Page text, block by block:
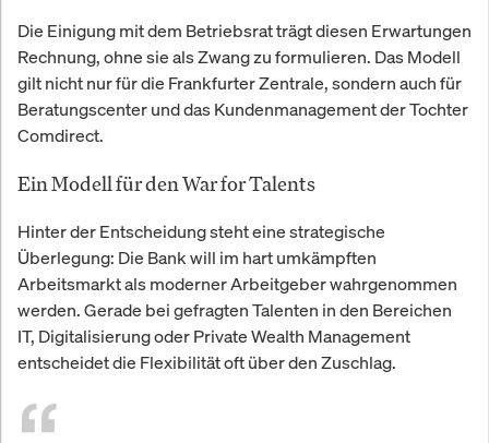
Die Einigung mit dem Betriebsrat trägt diesen Erwartungen
Rechnung, ohne sie als Zwang zu formulieren. Das Modell
gilt nicht nur für die Frankfurter Zentrale, sondern auch für
Beratungscenter und das Kundenmanagement der Tochter
Comdirect.
Ein Modell für den War for Talents
Hinter der Entscheidung steht eine strategische
Überlegung: Die Bank will im hart umkämpften
Arbeitsmarkt als moderner Arbeitgeber wahrgenommen
werden. Gerade bei gefragten Talenten in den Bereichen
IT, Digitalisierung oder Private Wealth Management
entscheidet die Flexibilität oft über den Zuschlag.